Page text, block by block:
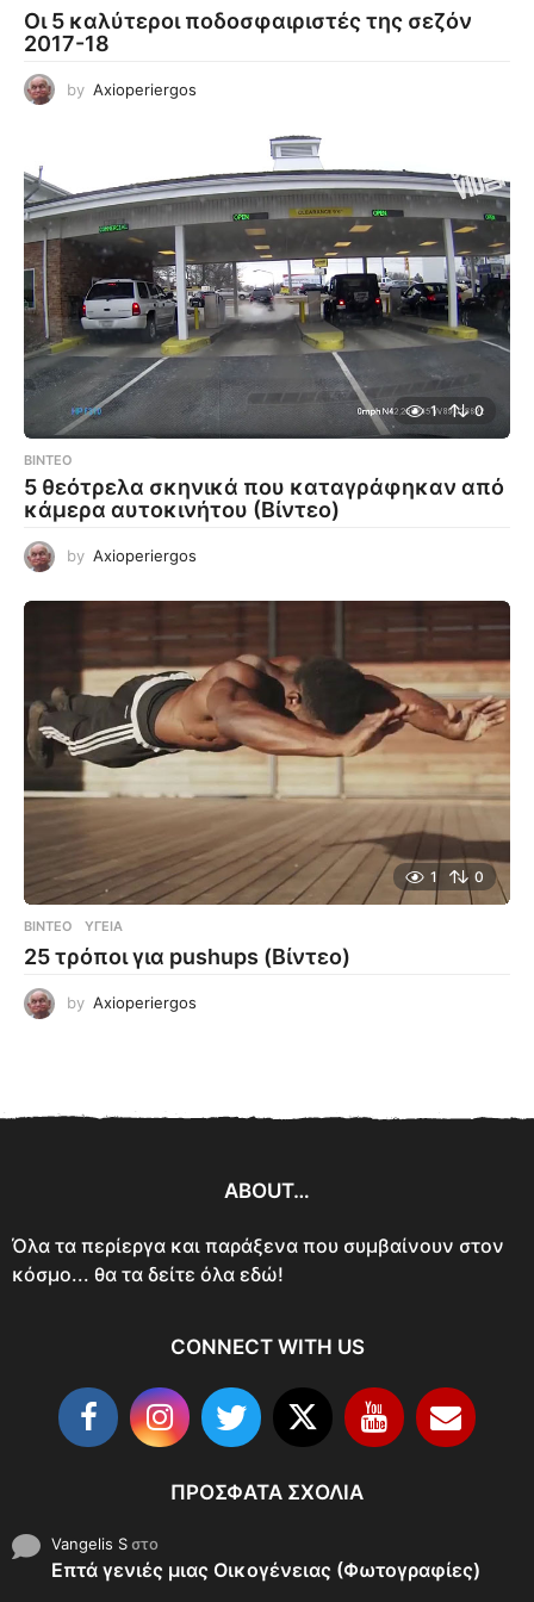
Οι 5 καλύτεροι ποδοσφαιριστές της σεζόν
2017-18
by Axioperiergos
1 0
ΒΊΝΤΕΟ
5 θεότρελα σκηνικά που καταγράφηκαν από
κάμερα αυτοκινήτου (Βίντεο)
by Axioperiergos
1 0
ΒΊΝΤΕΟ ΥΓΕΊΑ
25 τρόποι για pushups (Βίντεο)
by Axioperiergos
ABOUT…
Όλα τα περίεργα και παράξενα που συμβαίνουν στον
κόσμο... θα τα δείτε όλα εδώ!
CONNECT WITH US
ΠΡΌΣΦΑΤΑ ΣΧΌΛΙΑ
Vangelis Sστο
Επτά γενιές μιας Οικογένειας (Φωτογραφίες)